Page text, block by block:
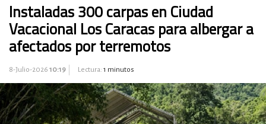
Instaladas 300 carpas en Ciudad
Vacacional Los Caracas para albergar a
afectados por terremotos
8-Julio-2026 10:19 Lectura: 1 minutos